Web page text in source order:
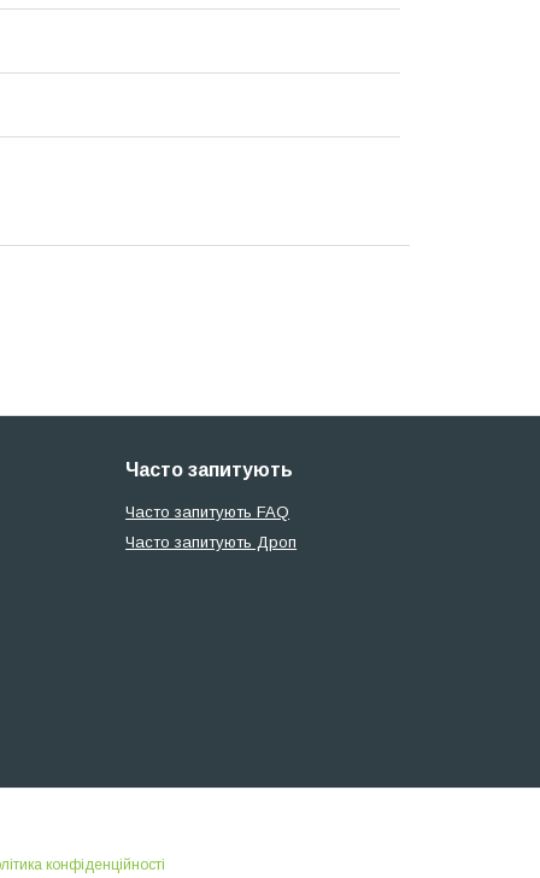
Часто запитують
Часто запитують FAQ
Часто запитують Дроп
конфіденційності